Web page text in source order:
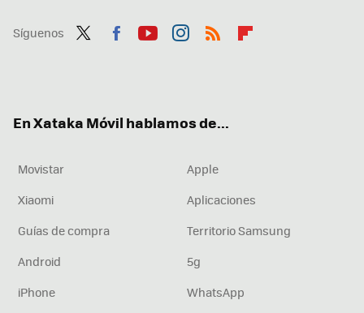
Síguenos
En Xataka Móvil hablamos de...
Movistar
Apple
Xiaomi
Aplicaciones
Guías de compra
Territorio Samsung
Android
5g
iPhone
WhatsApp